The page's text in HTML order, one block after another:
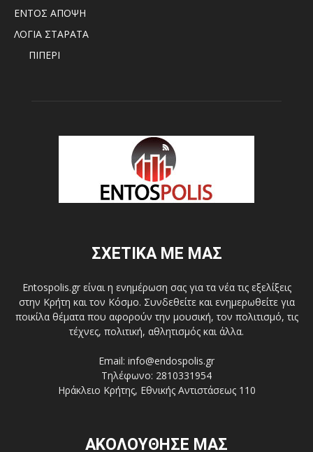
ΕΝΤΟΣ ΑΠΟΨΗ
ΛΟΓΙΑ ΣΤΑΡΑΤΑ
ΠΙΠΕΡΙ
ΣΧΕΤΙΚΑ ΜΕ ΜΑΣ
Entospolis.gr είναι η ενημέρωση σας για τα νέα τις εξελίξεις
στην Κρήτη και τον Κόσμο. Συνδεθείτε και ενημερωθείτε για
ποικίλα θέματα που αφορούν την μουσική, τον πολιτισμό, τις
τέχνες, πολιτική, αθλητισμός και άλλα.
Email: info@endospolis.gr
Τηλέφωνο: 2810331954
Ηράκλειο Κρήτης, Εθνικής Αντιστάσεως 110
ΑΚΟΛΟΥΘΗΣΕ ΜΑΣ